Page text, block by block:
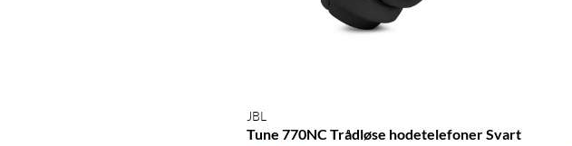
JBL
Tune 770NC Trådløse hodetelefoner Svart